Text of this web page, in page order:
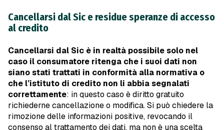
Cancellarsi dal Sic e residue speranze di accesso
al credito
Cancellarsi dal Sic è in realtà possibile solo nel
caso il consumatore ritenga che i suoi dati non
siano stati trattati in conformità alla normativa o
che l’istituto di credito non li abbia segnalati
correttamente: in questo caso è diritto gratuito
richiederne cancellazione o modifica. Si può chiedere la
rimozione delle informazioni positive, revocando il
consenso al trattamento dei dati, ma non è una scelta